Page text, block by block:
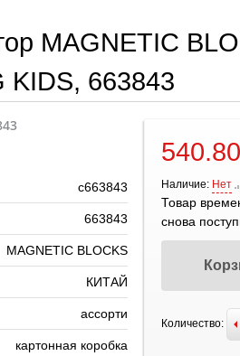
MAGNETIC
KIDS, 663843
с663843
663843
MAGNETIC BLOCKS
КИТАЙ
ассорти
картонная коробка
Наличие: Нет
Товар
снова
Количество: